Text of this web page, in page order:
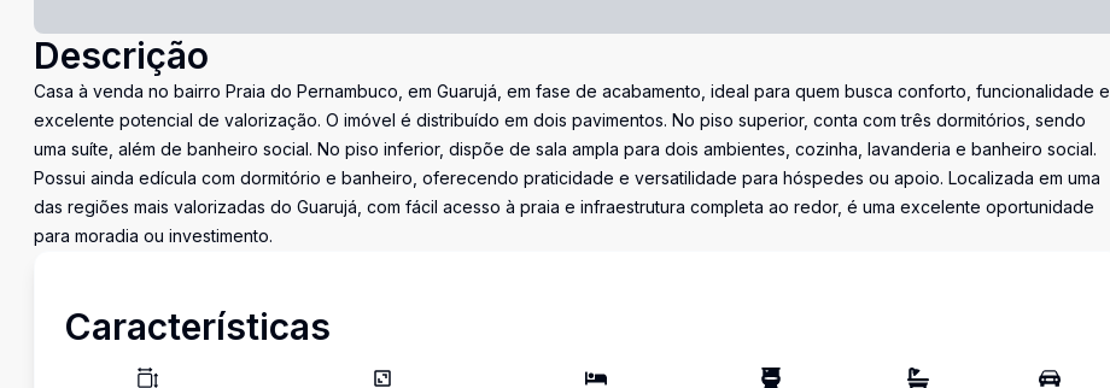
Descrição
Casa à venda no bairro Praia do Pernambuco, em Guarujá, em fase de acabamento, ideal para quem busca conforto, funcionalidade e
excelente potencial de valorização. O imóvel é distribuído em dois pavimentos. No piso superior, conta com três dormitórios, sendo
uma suíte, além de banheiro social. No piso inferior, dispõe de sala ampla para dois ambientes, cozinha, lavanderia e banheiro social.
Possui ainda edícula com dormitório e banheiro, oferecendo praticidade e versatilidade para hóspedes ou apoio. Localizada em uma
das regiões mais valorizadas do Guarujá, com fácil acesso à praia e infraestrutura completa ao redor, é uma excelente oportunidade
para moradia ou investimento.
Características